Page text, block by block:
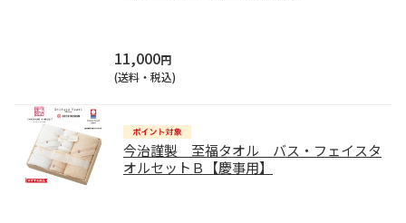
11,000円
(送料・税込)
今治謹製 至福タオル バス・フェイスタ
オルセットＢ【慶事用】